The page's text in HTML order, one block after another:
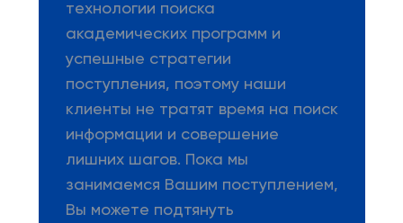
технологии поиска
академических программ и
успешные стратегии
поступления, поэтому наши
клиенты не тратят время на поиск
информации и совершение
лишних шагов. Пока мы
занимаемся Вашим поступлением,
Вы можете подтянуть